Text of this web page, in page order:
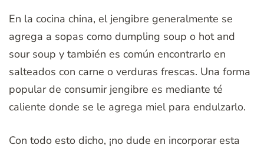
En la cocina china, el jengibre generalmente se
agrega a sopas como dumpling soup o hot and
sour soup y también es común encontrarlo en
salteados con carne o verduras frescas. Una forma
popular de consumir jengibre es mediante té
caliente donde se le agrega miel para endulzarlo.
Con todo esto dicho, ¡no dude en incorporar esta